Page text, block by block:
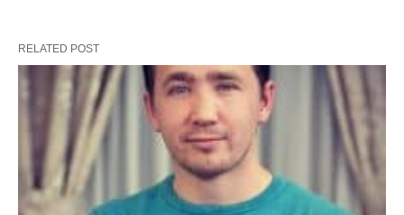
RELATED POST